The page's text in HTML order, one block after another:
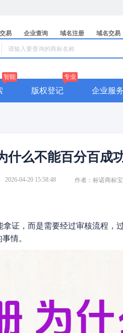
易 企业查询 域名注册 域名交易
智能
版权登记
专业
企业服务
什么不能百分百成
2026-04-20 15:58:48 作者：标诺商标宝
证，而是需要经过审核流程，
情。